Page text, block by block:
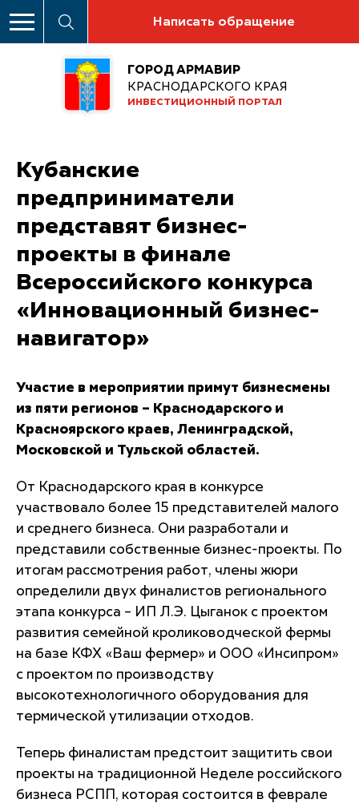
Написать обращение
ГОРОД АРМАВИР
КРАСНОДАРСКОГО КРАЯ
ИНВЕСТИЦИОННЫЙ ПОРТАЛ
Кубанские
предприниматели
представят бизнес-
проекты в финале
Всероссийского конкурса
«Инновационный бизнес-
навигатор»
Участие в мероприятии примут бизнесмены
из пяти регионов – Краснодарского и
Красноярского краев, Ленинградской,
Московской и Тульской областей.
От Краснодарского края в конкурсе
участвовало более 15 представителей малого
и среднего бизнеса. Они разработали и
представили собственные бизнес-проекты. По
итогам рассмотрения работ, члены жюри
определили двух финалистов регионального
этапа конкурса – ИП Л.Э. Цыганок с проектом
развития семейной кролиководческой фермы
на базе КФХ «Ваш фермер» и ООО «Инсипром»
с проектом по производству
высокотехнологичного оборудования для
термической утилизации отходов.
Теперь финалистам предстоит защитить свои
проекты на традиционной Неделе российского
бизнеса РСПП, которая состоится в феврале